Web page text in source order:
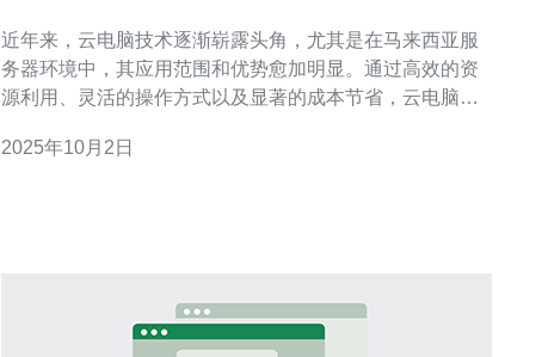
近年来，云电脑技术逐渐崭露头角，尤其是在马来西亚服
务器环境中，其应用范围和优势愈加明显。通过高效的资
源利用、灵活的操作方式以及显著的成本节省，云电脑不
使用体验。本文将深入探讨云电脑在马来西亚服务器上的
2025年10月2日